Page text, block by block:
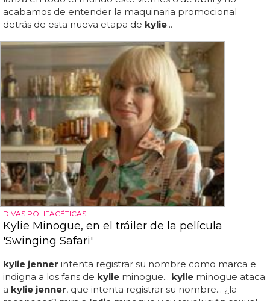
acabamos de entender la maquinaria promocional
detrás de esta nueva etapa de kylie...
DIVAS POLIFACÉTICAS
Kylie Minogue, en el tráiler de la película
'Swinging Safari'
kylie jenner intenta registrar su nombre como marca e
indigna a los fans de kylie minogue... kylie minogue ataca
a kylie jenner, que intenta registrar su nombre... ¿la